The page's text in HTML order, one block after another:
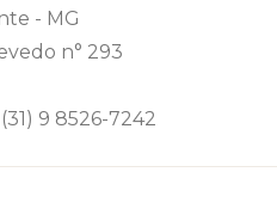
- MG
n° 293
9 8526-7242